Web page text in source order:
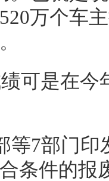
万个车
可是在今
等7部门
条件的报